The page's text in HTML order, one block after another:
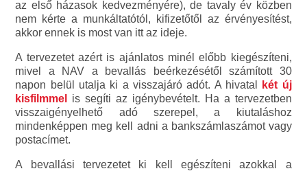
az első házasok kedvezményére), de tavaly év közben
nem kérte a munkáltatótól, kifizetőtől az érvényesítést,
akkor ennek is most van itt az ideje.
A tervezetet azért is ajánlatos minél előbb kiegészíteni,
mivel a NAV a bevallás beérkezésétől számított 30
napon belül utalja ki a visszajáró adót. A hivatal
két új
kisfilmmel
is segíti az igénybevételt. Ha a tervezetben
visszaigényelhető adó szerepel, a kiutaláshoz
mindenképpen meg kell adni a bankszámlaszámot vagy
postacímet.
A bevallási tervezetet ki kell egészíteni azokkal a